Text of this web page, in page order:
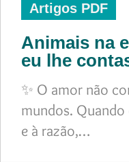
Artigos PDF
Animais na
eu lhe
✨ O amor não
mundos.
e à razão,…